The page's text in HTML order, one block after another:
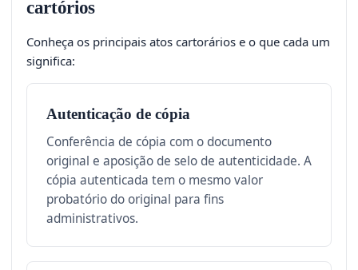
cartórios
Conheça os principais atos cartorários e o que cada um
significa:
Autenticação de cópia
Conferência de cópia com o documento
original e aposição de selo de autenticidade. A
cópia autenticada tem o mesmo valor
probatório do original para fins
administrativos.